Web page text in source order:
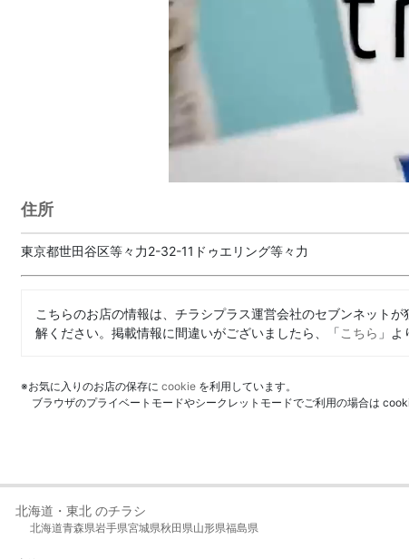
住所
東京都世田谷区等々力2-32-11ドゥエリング等々力
こちらのお店の情報は、チラシプラス運営会社のセブンネット
解ください。掲載情報に間違いがございましたら、「こちら 」
※お気に入りのお店の保存に cookie を利用しています。
ブラウザのプライベートモードやシークレットモードでご利用の場合は
北海道・東北 のチラシ
北海道青森県岩手県宮城県秋田県山形県福島県